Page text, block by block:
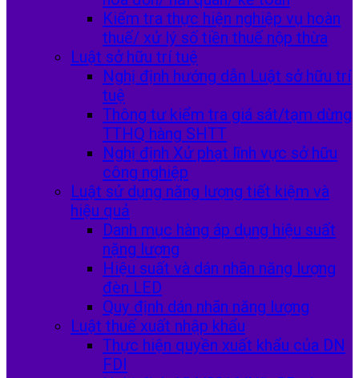
Kiểm tra thực hiện nghiệp vụ hoàn
thuế/ xử lý số tiền thuế nộp thừa
Luật sở hữu trí tuệ
Nghị định hướng dẫn Luật sở hữu trí
tuệ
Thông tư kiểm tra giá sát/tạm dừng
TTHQ hàng SHTT
Nghị định Xử phạt lĩnh vực sở hữu
công nghiệp
Luật sử dụng năng lượng tiết kiệm và
hiệu quả
Danh mục hàng áp dụng hiệu suất
nặng lượng
Hiệu suất và dán nhãn năng lượng
đèn LED
Quy định dán nhãn năng lượng
Luật thuế xuất nhập khẩu
Thực hiện quyền xuất khẩu của DN
FDI